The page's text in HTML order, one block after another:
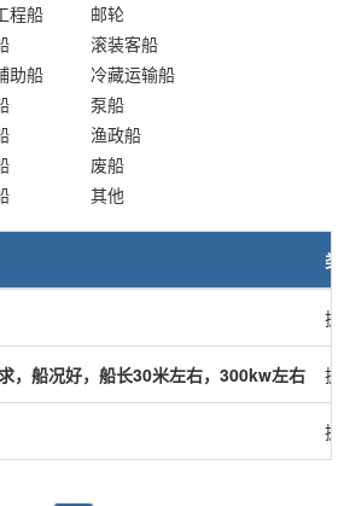
程船
邮轮
滚装客船
助船
冷藏运输船
泵船
渔政船
废船
其他
，船况好，船长30米左右，300kw左右